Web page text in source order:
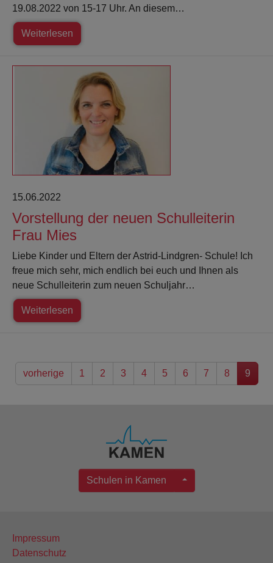
19.08.2022 von 15-17 Uhr. An diesem…
Weiterlesen
15.06.2022
Vorstellung der neuen Schulleiterin
Frau Mies
Liebe Kinder und Eltern der Astrid-Lindgren- Schule! Ich
freue mich sehr, mich endlich bei euch und Ihnen als
neue Schulleiterin zum neuen Schuljahr…
Weiterlesen
vorherige 1 2 3 4 5 6 7 8 9
Schulen in Kamen
Impressum
Datenschutz